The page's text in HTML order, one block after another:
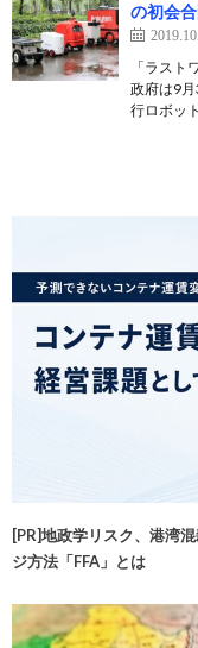
の初会
「ラス
政府は9
行ロボッ
[PR]地政学リスク、港湾
ジ方法「FFA」とは